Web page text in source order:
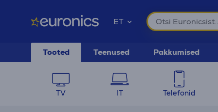
ET
Tooted Teenused Pakkumised
TV IT Telefonid